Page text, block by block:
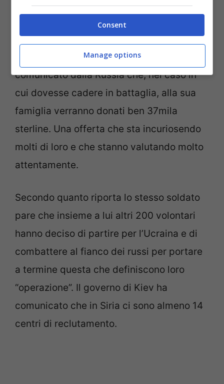
Clamoroso dalla Bbc: i russi “incitano” i siriani a
Non è finita qui visto che gli hanno
comunicato dalla Russia che, nel caso in
cui dovesse cadere in battaglia, alla sua
famiglia verranno donati ben 37mila
sterline. Una offerta che sta incuriosendo
molti di loro e che stanno valutando molto
attentamente.
Secondo quanto riporta lo stesso soldato
pare che insieme a lui altri 200 volontari
hanno deciso di partire per l’Ucraina e di
combattere al fianco dei russi per portare
a termine questa che definiscono loro
“operazione”. Il governo di Kiev ha
comunicato che in Siria ci sono almeno 14
centri di reclutamento.
Consent
Manage options